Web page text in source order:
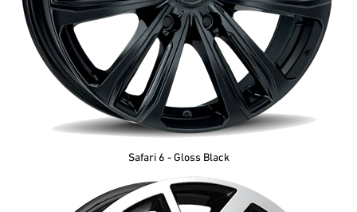
Safari 6 - Gloss Black